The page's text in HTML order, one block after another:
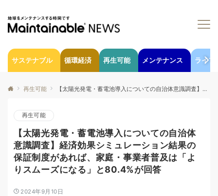
サステナブル 循環経済 再生可能 メンテナンス ライフ
再生可能 【太陽光発電・蓄電池導入についての自治体意識調査】経済効果シミュレーション結果の保証制度があれば、家庭・事業者普及は「よりスムーズになる」と80.4%が回答
再生可能
【太陽光発電・蓄電池導入についての自治体
意識調査】経済効果シミュレーション結果の
保証制度があれば、家庭・事業者普及は「よ
りスムーズになる」と80.4%が回答
2024年9月10日